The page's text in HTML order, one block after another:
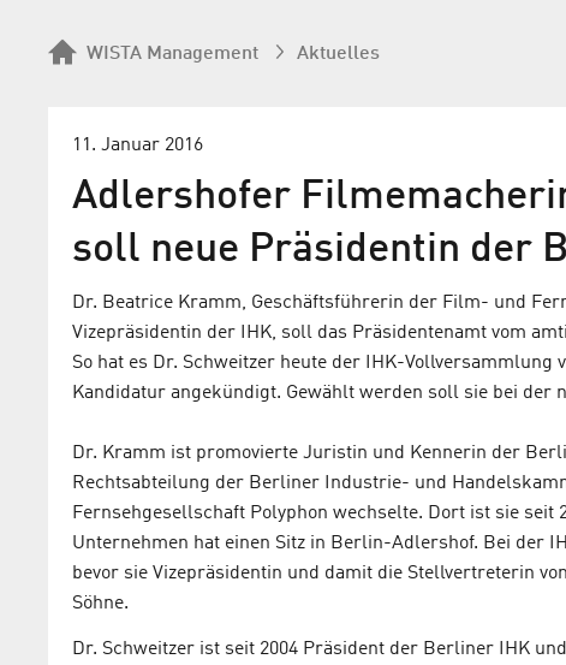
WISTA Management Aktuelles
11. Januar 2016
Adlershofer
soll neue Präsidentin der
Dr. Beatrice Kramm, Geschäftsführerin der Film- und
Vizepräsidentin der IHK, soll das Präsidentenamt vom
So hat es Dr. Schweitzer heute der IHK-
Kandidatur angekündigt. Gewählt werden soll sie bei der
Dr. Kramm ist promovierte Juristin und Kennerin der
Rechtsabteilung der Berliner Industrie- und
Fernsehgesellschaft Polyphon wechselte. Dort ist sie seit
Unternehmen hat einen Sitz in Berlin-Adlershof. Bei der
bevor sie Vizepräsidentin und damit die Stellvertreterin
Söhne.
Dr. Schweitzer ist seit 2004 Präsident der Berliner IHK